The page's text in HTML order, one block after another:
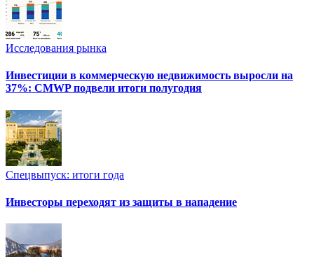
Исследования рынка
Инвестиции в коммерческую недвижимость выросли на
37%: CMWP подвели итоги полугодия
Спецвыпуск: итоги года
Инвесторы переходят из защиты в нападение